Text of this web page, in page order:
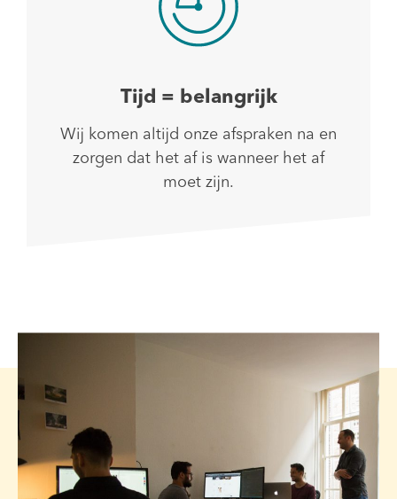
Tijd = belangrijk
Wij komen altijd onze afspraken na en
zorgen dat het af is wanneer het af
moet zijn.